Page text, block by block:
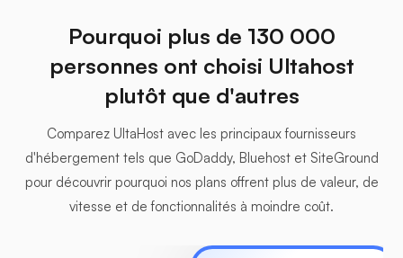
Pourquoi plus de 130 000
personnes ont choisi Ultahost
plutôt que d'autres
Comparez UltaHost avec les principaux fournisseurs
d'hébergement tels que GoDaddy, Bluehost et SiteGround
pour découvrir pourquoi nos plans offrent plus de valeur, de
vitesse et de fonctionnalités à moindre coût.